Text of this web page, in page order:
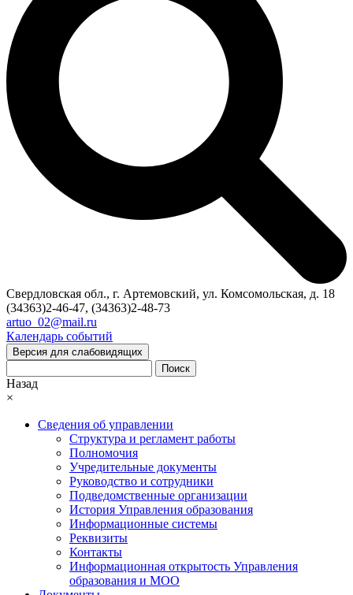
Свердловская обл., г. Артемовский, ул. Комсомольская, д. 18
(34363)2-46-47, (34363)2-48-73
artuo_02@mail.ru
Календарь событий
Версия для слабовидящих
Поиск
Назад
×
Сведения об управлении
Структура и регламент работы
Полномочия
Учредительные документы
Руководство и сотрудники
Подведомственные организации
История Управления образования
Информационные системы
Реквизиты
Контакты
Информационная открытость Управления
образования и МОО